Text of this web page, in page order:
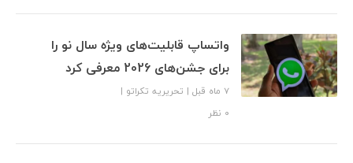
واتساپ قابلیت‌های ویژه سال نو را
برای جشن‌های 2026 معرفی کرد
7 ماه قبل | تحریریه تکراتو |
۰ نظر